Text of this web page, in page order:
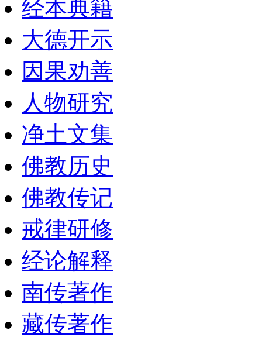
经本典籍
大德开示
因果劝善
人物研究
净土文集
佛教历史
佛教传记
戒律研修
经论解释
南传著作
藏传著作